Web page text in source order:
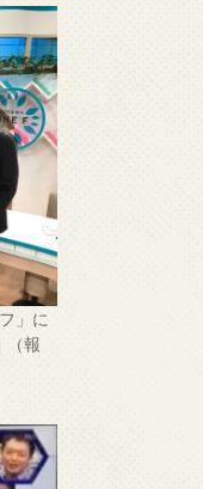
」に
（報